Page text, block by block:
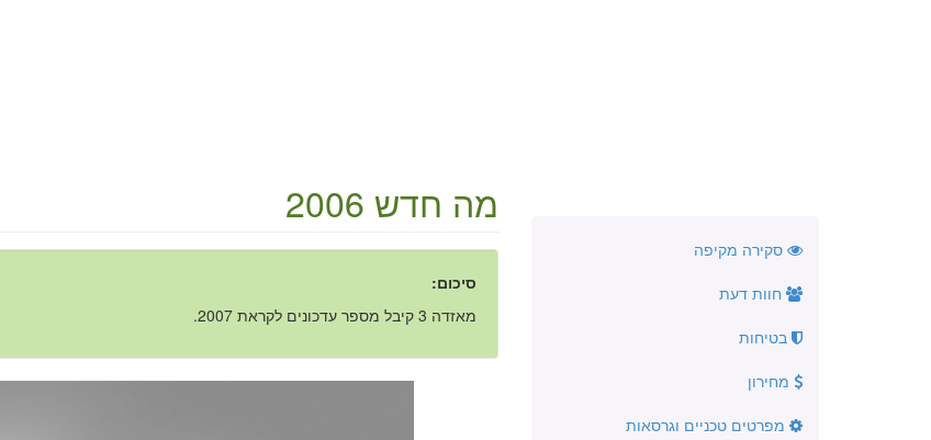
סקירה מקיפה
חוות דעת
בטיחות
מחירון
מפרטים טכניים וגרסאות
מה חדש 2006
סיכום:
מאזדה 3 קיבל מספר עדכונים לקראת 2007.